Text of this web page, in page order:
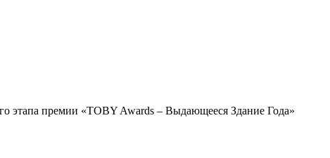
этапа премии «TOBY Awards – Выдающееся Здание Года»